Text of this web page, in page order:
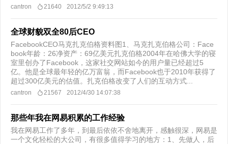
cantron 21640 2012/5/2 9:49:13
全球财貌双全80后CEO
FacebookCEO马克扎克伯格资料图1、马克扎克伯格公司：Face
book年龄：26净资产：69亿美元扎克伯格2004年在哈佛大学的寝
室里创办了Facebook，这家社交网站如今的用户量已经超过5
亿。他是全球最年轻的亿万富翁，而Facebook也于2010年获得了
超过300亿美元的估值。扎克伯格改变了人们的互动方式...
cantron 21567 2012/4/30 14:07:38
那些年我在网易积累的工作经验
我在网易工作了多年，到最后依依不舍地离开，感触很深，网易是
一个文化轻松的大公司，有很多值得学习的地方：1、先做人，后